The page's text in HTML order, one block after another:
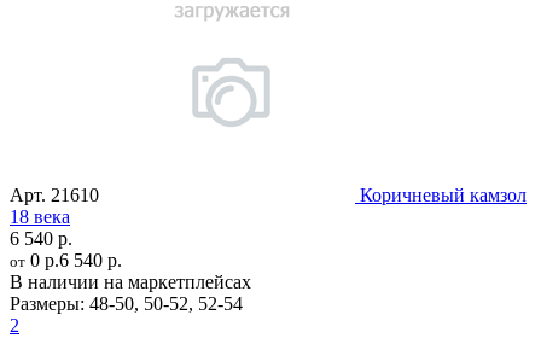
Арт. 21610
Коричневый камзол
18 века
6 540 р.
от 0 р.6 540 р.
В наличии на маркетплейсах
Размеры: 48-50, 50-52, 52-54
2